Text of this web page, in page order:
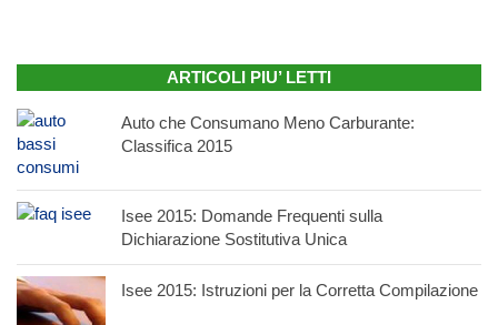
ARTICOLI PIU’ LETTI
Auto che Consumano Meno Carburante:
Classifica 2015
Isee 2015: Domande Frequenti sulla
Dichiarazione Sostitutiva Unica
Isee 2015: Istruzioni per la Corretta Compilazione